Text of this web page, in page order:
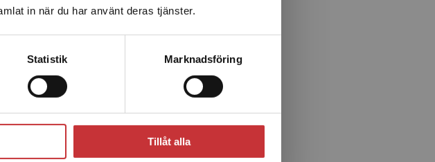
in när du har använt deras tjänster.
Statistik Marknadsföring
Tillåt alla
mer
Niklas Törneke
Niklas Törneke är psykiater och
legitimerad psykoterapeut. Han
klinisk psykologi som finns